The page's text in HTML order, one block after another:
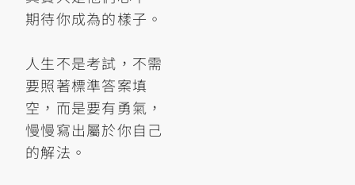
期待你成為的樣子。
人生不是考試，不需
要照著標準答案填
空，而是要有勇氣，
慢慢寫出屬於你自己
的解法。